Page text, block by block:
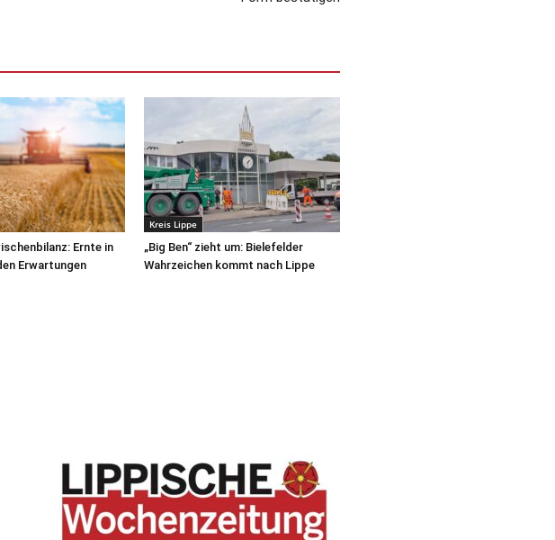
Ernte in
Erwartungen
Kreis Lippe
„Big Ben“ zieht um: Bielefelder
Wahrzeichen kommt nach Lippe